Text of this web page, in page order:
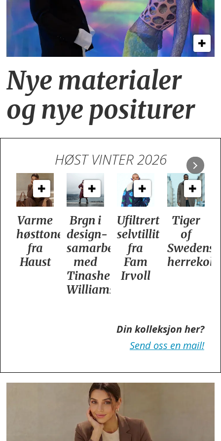
Nye materialer
og nye positurer
HØST VINTER 2026
Brgn i
design­
samarbeid
med
Williamson
Ufiltrert
selvtillit
fra
Fam
Irvoll
Tiger
of
Swedens
herrekolleksjon
Slik er
dame­
fra
Din kolleksjon her?
Send oss en mail!